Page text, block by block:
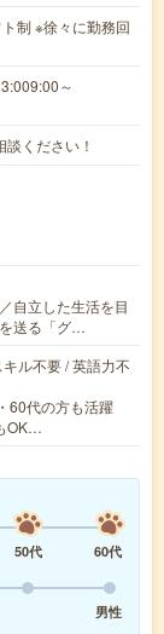
制 ※徐々に勤務回
～
ください！
自立した生活を目
送る「グ…
ル不要 / 英語力不
60代の方も活躍
OK…
50代
60代
男性